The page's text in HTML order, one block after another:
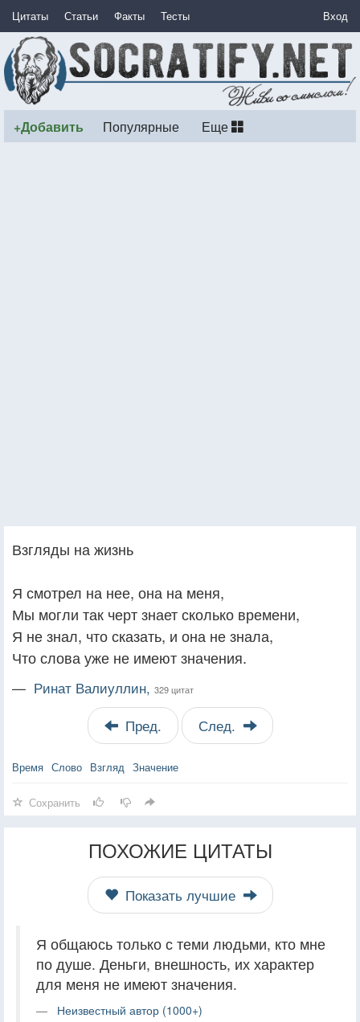
Цитаты Статьи Факты Тесты Вход
+Добавить Популярные Еще
Взгляды на жизнь
Я смотрел на нее, она на меня,
Мы могли так черт знает сколько времени,
Я не знал, что сказать, и она не знала,
Что слова уже не имеют значения.
— Ринат Валиуллин, 329 цитат
Пред. След.
Время Слово Взгляд Значение
Сохранить
ПОХОЖИЕ ЦИТАТЫ
Показать лучшие
Я общаюсь только с теми людьми, кто мне
по душе. Деньги, внешность, их характер
для меня не имеют значения.
Неизвестный автор (1000+)